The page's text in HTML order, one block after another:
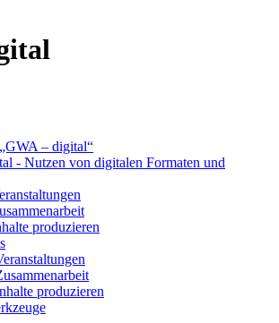
– digital“
- Nutzen von digitalen Formaten und
produzieren
produzieren